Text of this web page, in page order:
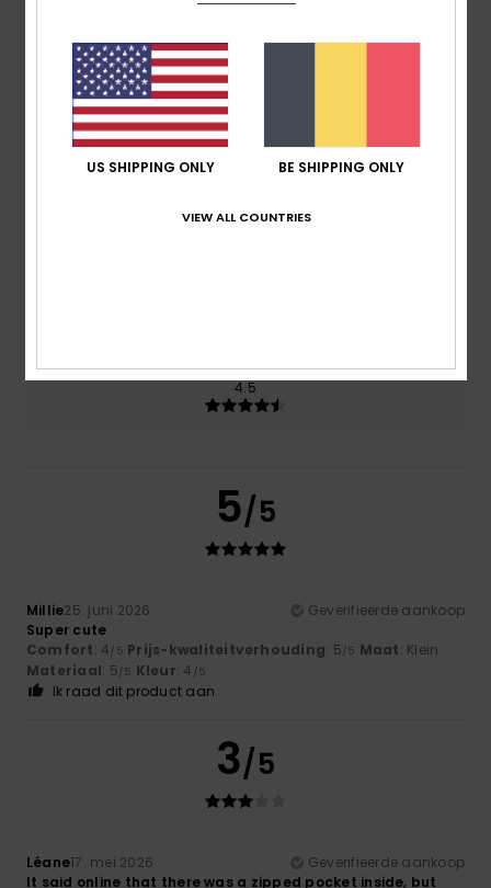
50% van onze klanten bevelen dit product aan
Comfort
Kleur
4.5
5/5
Millie25. juni 2026
Geverifieerde aankoop
Super cute
Comfort: 4/5 Prijs-kwaliteitverhouding: 5/5 Maat: Klein
Materiaal: 5/5 Kleur: 4 /5
Ik raad dit product aan
3/5
Léane17. mei 2026
Geverifieerde aankoop
It said online that there was a zipped pocket inside, but
US SHIPPING ONLY BE SHIPPING ONLY
VIEW ALL COUNTRIES